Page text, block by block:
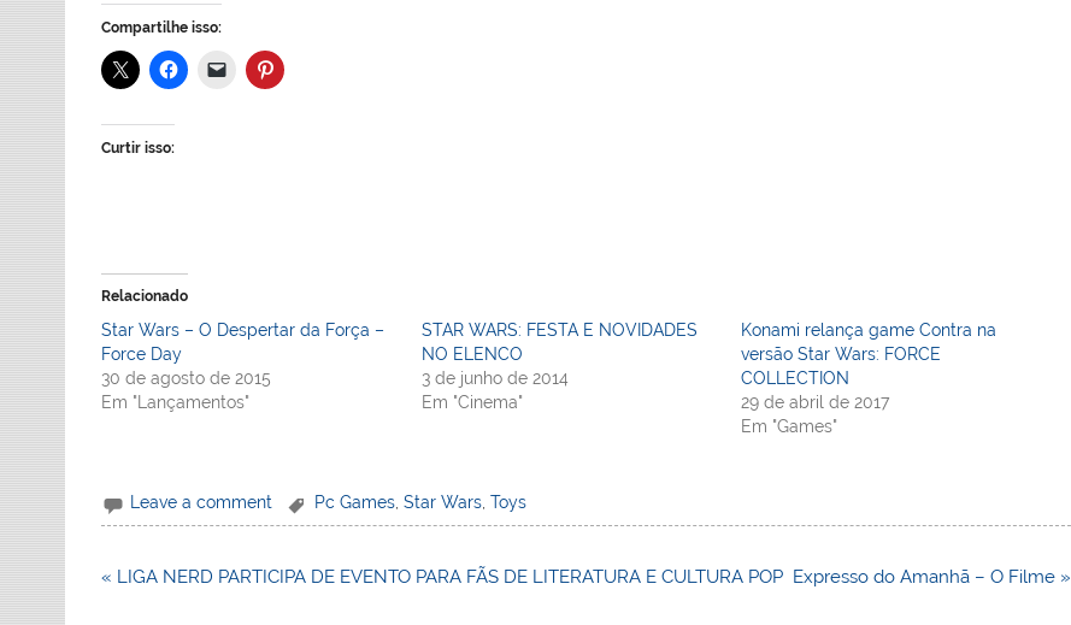
Compartilhe isso:
Curtir isso:
Relacionado
Star Wars – O Despertar da Força –
Force Day
30 de agosto de 2015
Em "Lançamentos"
STAR WARS: FESTA E NOVIDADES
NO ELENCO
3 de junho de 2014
Em "Cinema"
Konami relança game Contra na
versão Star Wars: FORCE
COLLECTION
29 de abril de 2017
Em "Games"
Leave a comment Pc Games, Star Wars, Toys
Navegação
« LIGA NERD PARTICIPA DE EVENTO PARA FÃS DE LITERATURA E CULTURA POP Expresso do Amanhã – O Filme »